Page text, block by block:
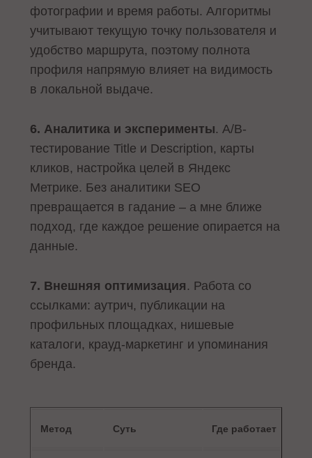
фотографии и время работы. Алгоритмы
учитывают текущую точку пользователя и
удобство маршрута, поэтому полнота
профиля напрямую влияет на видимость
в локальной выдаче.
6. Аналитика и эксперименты. A/B-
тестирование Title и Description, карты
кликов, настройка целей в Яндекс
Метрике. Без аналитики SEO
превращается в гадание – а мне ближе
подход, где каждое решение опирается на
данные.
7. Внешняя оптимизация . Работа со
ссылками: аутрич, публикации на
профильных площадках, нишевые
каталоги, крауд-маркетинг и упоминания
бренда.
Метод Суть Где работает